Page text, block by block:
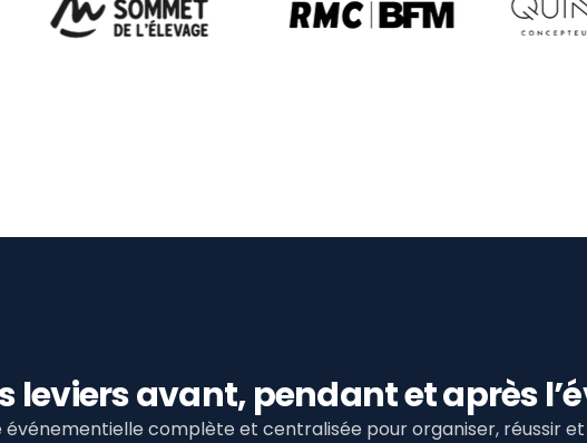
leviers avant, pendant et après
événementielle complète et centralisée pour organiser, réussir